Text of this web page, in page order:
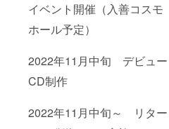
イベント開催（入善コスモ
ホール予定）
2022年11月中旬 デビュー
CD制作
2022年11月中旬～ リター